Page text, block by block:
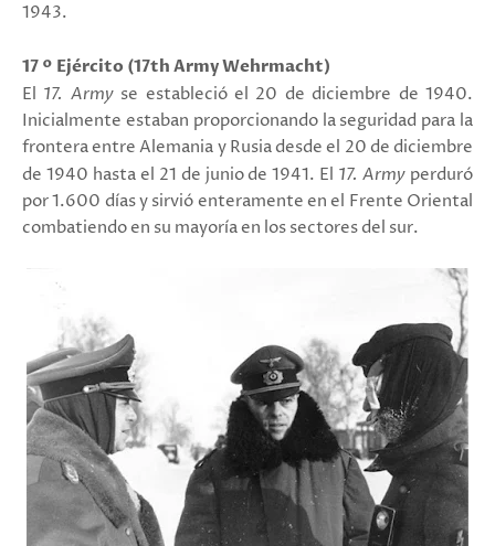
1943.
17 º Ejército (17th Army Wehrmacht)
El 17. Armyse estableció el 20 de diciembre de 1940.
Inicialmente estaban proporcionando la seguridad para la
frontera entre Alemania y Rusia desde el 20 de diciembre
de 1940 hasta el 21 de junio de 1941. El 17. Army perduró
por 1.600 días y sirvió enteramente en el Frente Oriental
combatiendo en su mayoríaen los sectores del sur.